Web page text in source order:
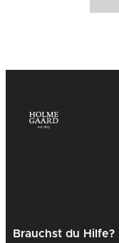
Brauchst du Hilfe?